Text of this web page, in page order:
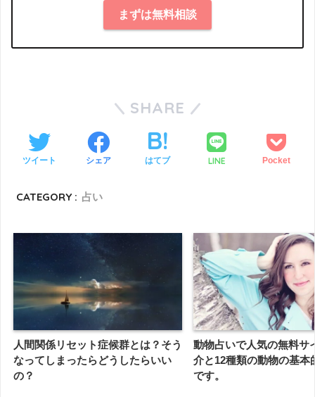
まずは無料相談
SHARE
ツイート シェア はてブ LINE Pocket
CATEGORY : 占い
人間関係リセット症候群とは？そう
なってしまったらどうしたらいい
の？
動物占いで人気の無料サ
介と12種類の動物の基本
です。